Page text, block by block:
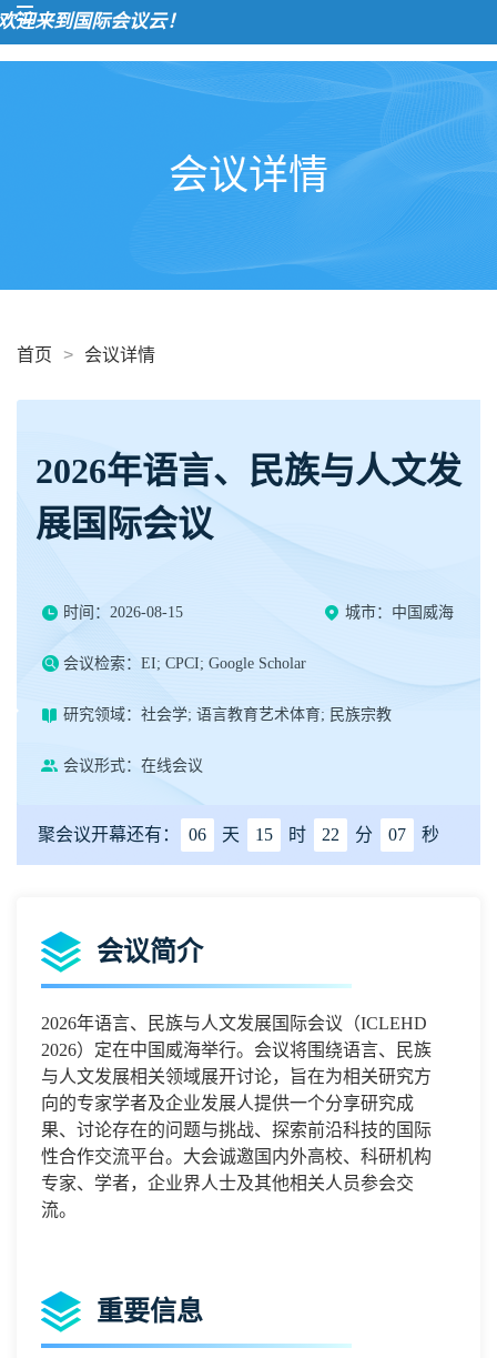
到国际会议云！
会议详情
首页 > 会议详情
2026年语言、民族与人文发
展国际会议
时间：2026-08-15 城市：中国威海
会议检索：EI; CPCI; Google Scholar
研究领域：社会学; 语言教育艺术体育; 民族宗教
会议形式：在线会议
聚会议开幕还有： 06 天 15 时 22 分 07 秒
会议简介
2026年语言、民族与人文发展国际会议（ICLEHD
2026）定在中国威海举行。会议将围绕语言、民族
与人文发展相关领域展开讨论，旨在为相关研究方
向的专家学者及企业发展人提供一个分享研究成
果、讨论存在的问题与挑战、探索前沿科技的国际
性合作交流平台。大会诚邀国内外高校、科研机构
专家、学者，企业界人士及其他相关人员参会交
流。
重要信息